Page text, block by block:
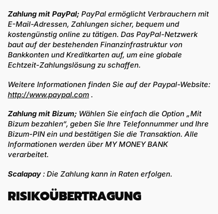
Zahlung mit PayPal; PayPal ermöglicht Verbrauchern mit
E-Mail-Adressen, Zahlungen sicher, bequem und
kostengünstig online zu tätigen. Das PayPal-Netzwerk
baut auf der bestehenden Finanzinfrastruktur von
Bankkonten und Kreditkarten auf, um eine globale
Echtzeit-Zahlungslösung zu schaffen.
Weitere Informationen finden Sie auf der Paypal-Website:
http://www.paypal.com .
Zahlung mit Bizum; Wählen Sie einfach die Option „Mit
Bizum bezahlen“, geben Sie Ihre Telefonnummer und Ihre
Bizum-PIN ein und bestätigen Sie die Transaktion. Alle
Informationen werden über MY MONEY BANK
verarbeitet.
Scalapay : Die Zahlung kann in Raten erfolgen.
RISIKOÜBERTRAGUNG